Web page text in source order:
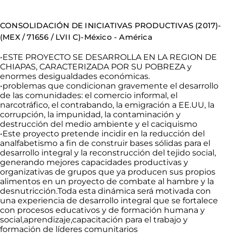
CONSOLIDACIÓN DE INICIATIVAS PRODUCTIVAS (2017)-
(MEX/ 71656 / LVIIC)-México- América
•ESTE PROYECTO SE DESARROLLA EN LA REGION DE
CHIAPAS, CARACTERIZADA POR SU POBREZA y
enormes desigualdades económicas.
•problemas que condicionan gravemente el desarrollo
de las comunidades: el comercio informal, el
narcotráfico, el contrabando, la emigración a EE.UU, la
corrupción, la impunidad, la contaminación y
destrucción del medio ambiente y el caciquismo
•Este proyecto pretende incidir en la reducción del
analfabetismo a fin de construir bases sólidas para el
desarrollo integral y la reconstrucción del tejido social,
generando mejores capacidades productivas y
organizativas de grupos que ya producen sus propios
alimentos en un proyecto de combate al hambre y la
desnutricción.Toda esta dinámica será motivada con
una experiencia de desarrollo integral que se fortalece
con procesos educativos y de formación humana y
social,aprendizaje,capacitación para el trabajo y
formación de líderes comunitarios